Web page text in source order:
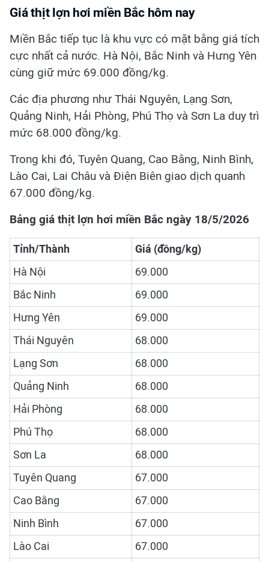
Giá thịt lợn hơi miền Bắc hôm nay
Miền Bắc tiếp tục là khu vực có mặt bằng giá tích
cực nhất cả nước. Hà Nội, Bắc Ninh và Hưng Yên
cùng giữ mức 69.000 đồng/kg.
Các địa phương như Thái Nguyên, Lạng Sơn,
Quảng Ninh, Hải Phòng, Phú Thọ và Sơn La duy trì
mức 68.000 đồng/kg.
Trong khi đó, Tuyên Quang, Cao Bằng, Ninh Bình,
Lào Cai, Lai Châu và Điện Biên giao dịch quanh
67.000 đồng/kg.
Bảng giá thịt lợn hơi miền Bắc ngày 18/5/2026
Tỉnh/Thành
Giá (đồng/kg)
Hà Nội
69.000
Bắc Ninh
69.000
Hưng Yên
69.000
Thái Nguyên
68.000
Lạng Sơn
68.000
Quảng Ninh
68.000
Hải Phòng
68.000
Phú Thọ
68.000
Sơn La
68.000
Tuyên Quang
67.000
Cao Bằng
67.000
Ninh Bình
67.000
Lào Cai
67.000